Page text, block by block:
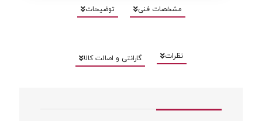
مشخصات فنی توضیحات
نظرات گارانتی و اصالت کالا